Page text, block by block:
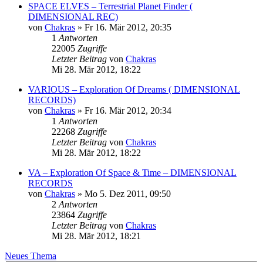
SPACE ELVES – Terrestrial Planet Finder (
DIMENSIONAL REC)
von Chakras » Fr 16. Mär 2012, 20:35
1 Antworten
22005 Zugriffe
Letzter Beitrag von Chakras
Mi 28. Mär 2012, 18:22
VARIOUS – Exploration Of Dreams ( DIMENSIONAL
RECORDS)
von Chakras » Fr 16. Mär 2012, 20:34
1 Antworten
22268 Zugriffe
Letzter Beitrag von Chakras
Mi 28. Mär 2012, 18:22
VA – Exploration Of Space & Time – DIMENSIONAL
RECORDS
von Chakras » Mo 5. Dez 2011, 09:50
2 Antworten
23864 Zugriffe
Letzter Beitrag von Chakras
Mi 28. Mär 2012, 18:21
Neues Thema